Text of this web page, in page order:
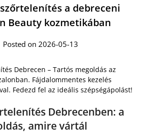
a debreceni
Beauty kozmetikában
Posted on 2026-05-13
Debrecen – Tartós megoldás az
Fájdalommentes kezelés
Fedezd fel az ideális szépségápolást!
Debrecenben: a
amire vártál